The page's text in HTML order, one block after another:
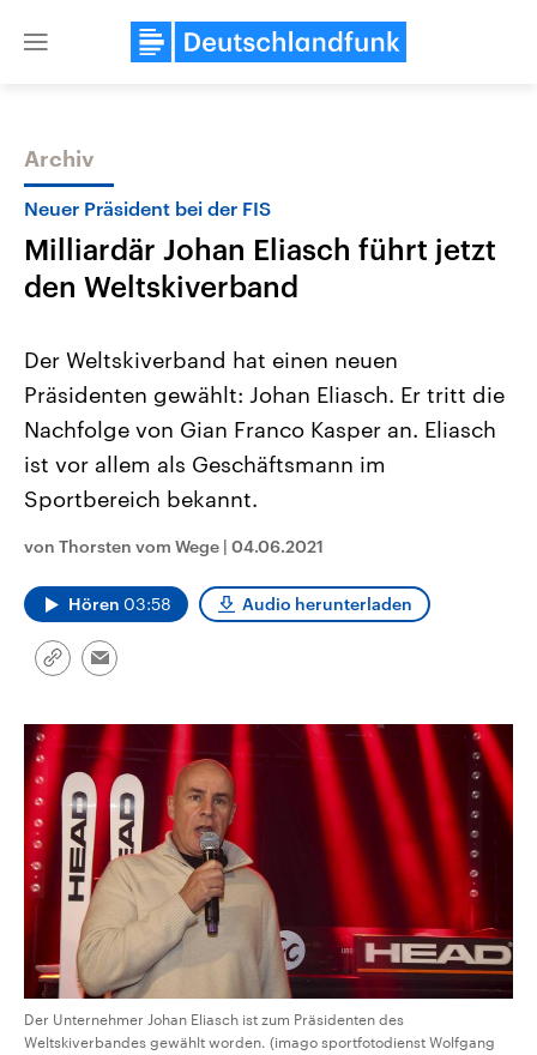
Close
Themen
Landtagswahl Sachsen-Anhalt
2026
Alle Informationen
Sachsen-Anhalt wählt am 6.
September 2026 einen neuen
Landtag. Seit 2021 wird das
CDU, SPD und FDP regiert.-
Wahlprogramme, aktuelle Berichte
und Hintergründe zu den Parteien
und Kandidaten der anstehenden
Wahl.
USA
Aktuelle Beiträge,
Hintergründe
Wirtschaftlich und
aktuelle Weltgeschehen.
Sendungen Programm Podcasts
Audio-Archiv
Archiv
Neuer Präsident bei der FIS
Milliardär Johan Eliasch führt jetzt
den Weltskiverband
Der Weltskiverband hat einen neuen
Präsidenten gewählt: Johan Eliasch. Er tritt die
Nachfolge von Gian Franco Kasper an. Eliasch
ist vor allem als Geschäftsmann im
Sportbereich bekannt.
von Thorsten vom Wege | 04.06.2021
Hören 03:58 Audio herunterladen
Link
Email
Der Unternehmer Johan Eliasch ist zum Präsidenten des
Weltskiverbandes gewählt worden. (imago sportfotodienst Wolfgang